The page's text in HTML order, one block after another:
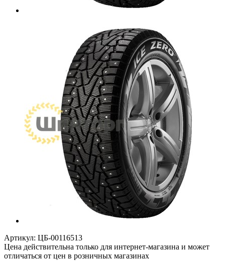
Артикул: ЦБ-00116513
Цена действительна только для интернет-магазина и может
отличаться от цен в розничных магазинах